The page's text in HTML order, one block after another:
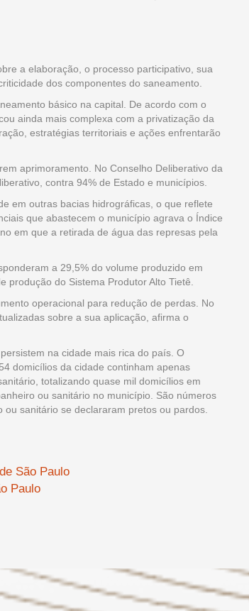
a elaboração, o processo participativo, sua
dos componentes do saneamento.
básico na capital. De acordo com o
ainda mais complexa com a privatização da
estratégias territoriais e ações enfrentarão
aprimoramento. No Conselho Deliberativo da
contra 94% de Estado e municípios.
em outras bacias hidrográficas, o que reflete
que abastecem o município agrava o Índice
em que a retirada de água das represas pela
a 29,5% do volume produzido em
do Sistema Produtor Alto Tietê.
operacional para redução de perdas. No
sobre a sua aplicação, afirma o
na cidade mais rica do país. O
domicílios da cidade continham apenas
totalizando quase mil domicílios em
ou sanitário no município. São números
sanitário se declararam pretos ou pardos.
São Paulo
Paulo